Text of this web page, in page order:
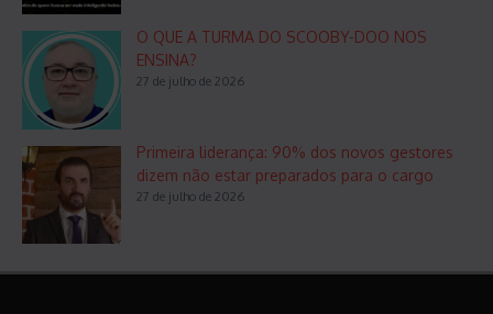
O QUE A TURMA DO SCOOBY-DOO NOS
ENSINA?
27 de julho de 2026
Primeira liderança: 90% dos novos gestores
dizem não estar preparados para o cargo
27 de julho de 2026